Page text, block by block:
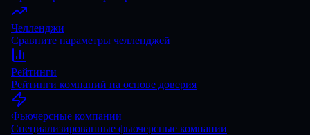
Челленджи
Сравните параметры челленджей
Рейтинги
Рейтинги компаний на основе доверия
Фьючерсные компании
Специализированные фьючерсные компании